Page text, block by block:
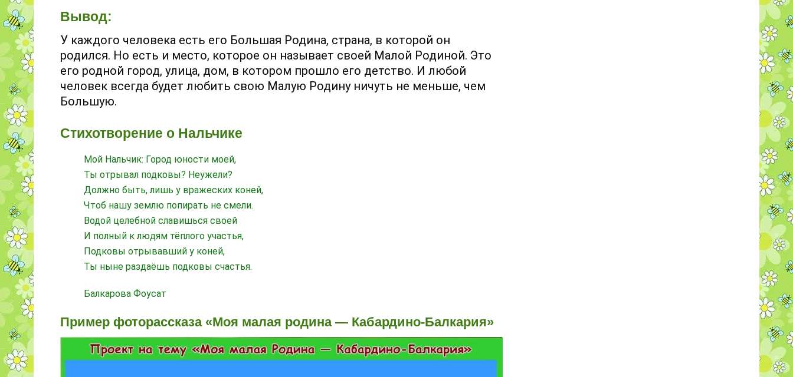
Вывод:
У каждого человека есть его Большая Родина, страна, в которой он
родился. Но есть и место, которое он называет своей Малой Родиной. Это
его родной город, улица, дом, в котором прошло его детство. И любой
человек всегда будет любить свою Малую Родину ничуть не меньше, чем
Большую.
Стихотворение о Нальчике
Мой Нальчик: Город юности моей,
Ты отрывал подковы? Неужели?
Должно быть, лишь у вражеских коней,
Чтоб нашу землю попирать не смели.
Водой целебной славишься своей
И полный к людям тёплого участья,
Подковы отрывавший у коней,
Ты ныне раздаёшь подковы счастья.
Балкарова Фоусат
Пример фоторассказа «Моя малая родина — Кабардино-Балкария»